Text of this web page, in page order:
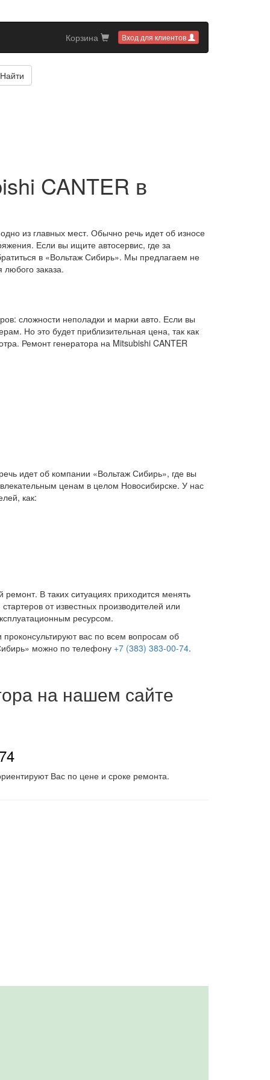
Вход для клиентов
Корзина
Найти
CANTER в
из главных мест. Обычно речь идет об износе
Если вы ищите автосервис, где за
в «Вольтаж Сибирь». Мы предлагаем не
заказа.
сложности неполадки и марки авто. Если вы
Но это будет приблизительная цена, так как
Ремонт генератора на Mitsubishi CANTER
идет об компании «Вольтаж Сибирь», где вы
ценам в целом Новосибирске. У нас
как:
В таких ситуациях приходится менять
от известных производителей или
ресурсом.
вас по всем вопросам об
можно по телефону +7 (383) 383-00-74.
на нашем сайте
Вас по цене и сроке ремонта.